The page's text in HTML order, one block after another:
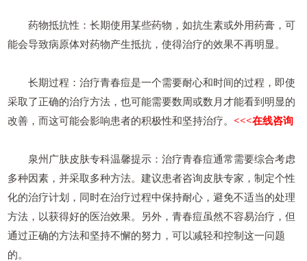
药物抵抗性：长期使用某些药物，如抗生素或外用药膏，可
能会导致病原体对药物产生抵抗，使得治疗的效果不再明显。
长期过程：治疗青春痘是一个需要耐心和时间的过程，即使
采取了正确的治疗方法，也可能需要数周或数月才能看到明显的
改善，而这可能会影响患者的积极性和坚持治疗。<<<在线咨询
泉州广肤皮肤专科温馨提示：治疗青春痘通常需要综合考虑
多种因素，并采取多种方法。建议患者咨询皮肤专家，制定个性
化的治疗计划，同时在治疗过程中保持耐心，避免不适当的处理
方法，以获得好的医治效果。另外，青春痘虽然不容易治疗，但
通过正确的方法和坚持不懈的努力，可以减轻和控制这一问题
的。